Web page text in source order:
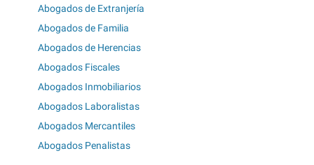
Abogados de Extranjería
Abogados de Familia
Abogados de Herencias
Abogados Fiscales
Abogados Inmobiliarios
Abogados Laboralistas
Abogados Mercantiles
Abogados Penalistas